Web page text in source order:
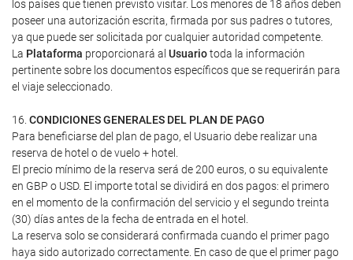
los países que tienen previsto visitar. Los menores de 18 años deben
poseer una autorización escrita, firmada por sus padres o tutores,
ya que puede ser solicitada por cualquier autoridad competente.
La Plataforma proporcionará al Usuariotoda la información
pertinente sobre los documentos específicos que se requerirán para
el viaje seleccionado.
16. CONDICIONES GENERALES DEL PLAN DE PAGO
Para beneficiarse del plan de pago, el Usuario debe realizar una
reserva de hotel o de vuelo + hotel.
El precio mínimo de la reserva será de 200 euros, o su equivalente
en GBP o USD. El importe total se dividirá en dos pagos: el primero
en el momento de la confirmación del servicio y el segundo treinta
(30) días antes de la fecha de entrada en el hotel.
La reserva solo se considerará confirmada cuando el primer pago
haya sido autorizado correctamente. En caso de que el primer pago